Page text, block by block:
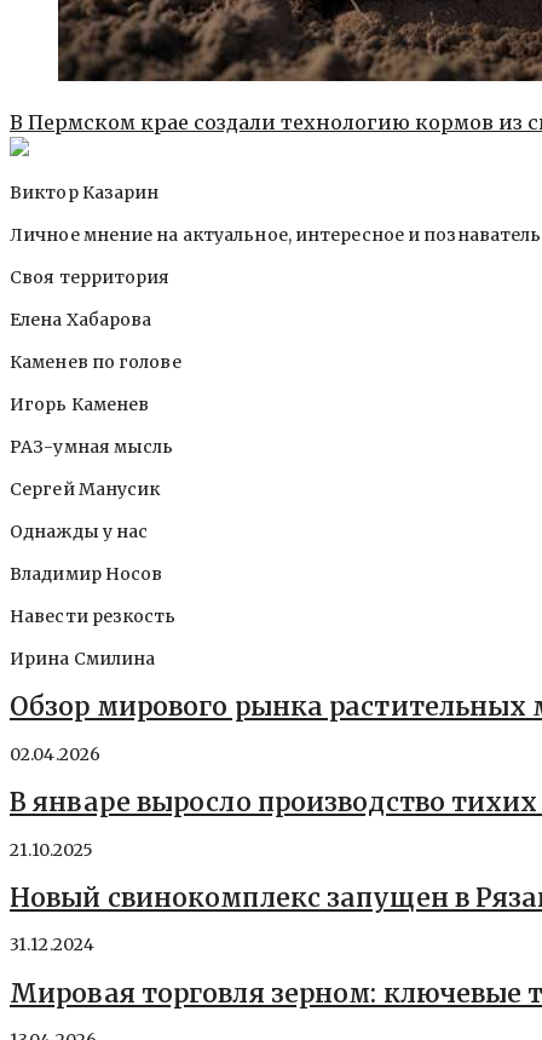
В Пермском крае создали технологию кормов из
Виктор Казарин
Личное мнение на актуальное, интересное и
Своя территория
Елена Хабарова
Каменев по голове
Игорь Каменев
РАЗ-умная мысль
Сергей Манусик
Однажды у нас
Владимир Носов
Навести резкость
Ирина Смилина
Обзор мирового рынка растительных
02.04.2026
В январе выросло производство
21.10.2025
Новый свинокомплекс запущен в
31.12.2024
Мировая торговля зерном: ключевые